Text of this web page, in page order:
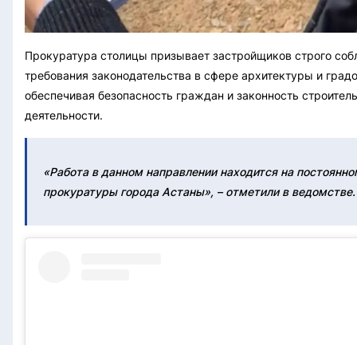
Прокуратура столицы призывает застройщиков строго
требования законодательства в сфере архитектуры и
обеспечивая безопасность граждан и законность
деятельности.
«Работа в данном направлении находится на
прокуратуры города Астаны», – отметили в ведомстве.